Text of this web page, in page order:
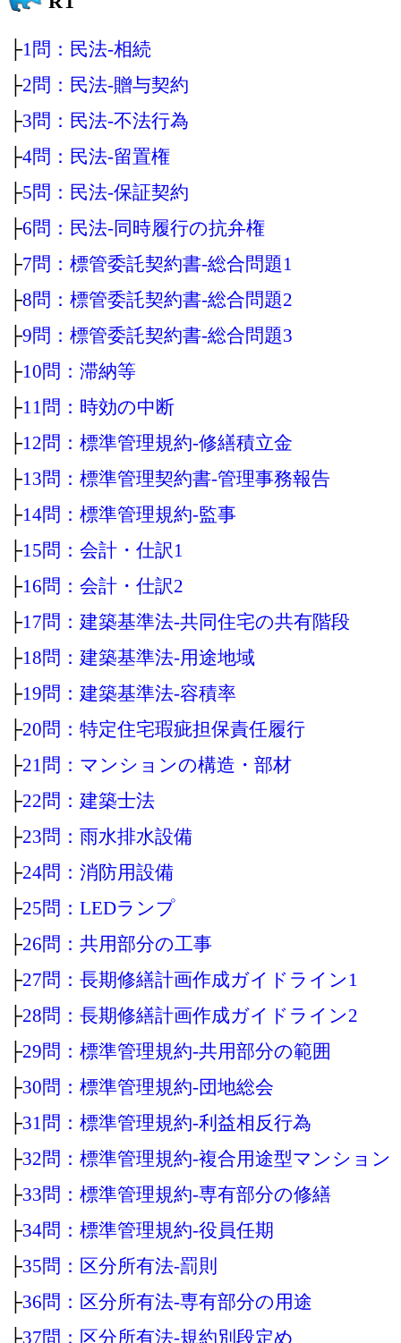
├1問：民法‐相続
├2問：民法‐贈与契約
├3問：民法‐不法行為
├4問：民法‐留置権
├5問：民法‐保証契約
├6問：民法‐同時履行の抗弁権
├7問：標管委託契約書‐総合問題1
├8問：標管委託契約書‐総合問題2
├9問：標管委託契約書‐総合問題3
├10問：滞納等
├11問：時効の中断
├12問：標準管理規約‐修繕積立金
├13問：標準管理契約書‐管理事務報告
├14問：標準管理規約‐監事
├15問：会計・仕訳1
├16問：会計・仕訳2
├17問：建築基準法‐共同住宅の共有階段
├18問：建築基準法‐用途地域
├19問：建築基準法‐容積率
├20問：特定住宅瑕疵担保責任履行
├21問：マンションの構造・部材
├22問：建築士法
├23問：雨水排水設備
├24問：消防用設備
├25問：LEDランプ
├26問：共用部分の工事
├27問：長期修繕計画作成ガイドライン1
├28問：長期修繕計画作成ガイドライン2
├29問：標準管理規約‐共用部分の範囲
├30問：標準管理規約‐団地総会
├31問：標準管理規約‐利益相反行為
├32問：標準管理規約‐複合用途型マンション
├33問：標準管理規約‐専有部分の修繕
├34問：標準管理規約‐役員任期
├35問：区分所有法‐罰則
├36問：区分所有法‐専有部分の用途
├37問：区分所有法‐規約別段定め